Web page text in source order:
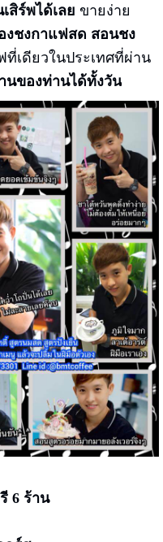
สิร์พได้เลย ขายง่าย
งชงกาแฟสด สอนชง
เดียวในประเทศที่ผ่าน
นของท่านได้ทั้งวัน
6 ร้าน